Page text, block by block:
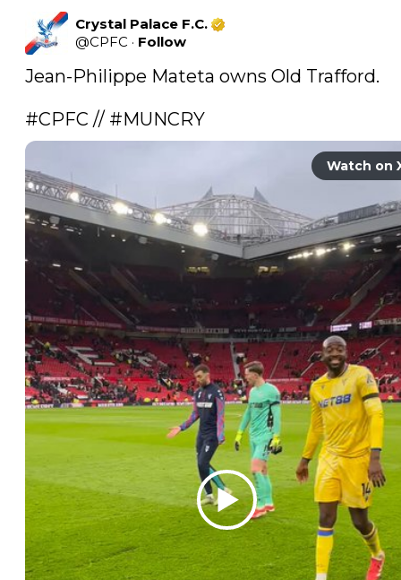
Crystal Palace F.C.
@CPFC · Follow
Jean-Philippe Mateta owns Old Trafford.
#CPFC // #MUNCRY
Watch on